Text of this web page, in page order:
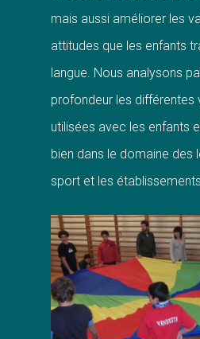
mais aussi améliorer les
attitudes que les enfants
langue. Nous analysons
profondeur les différentes
utilisées avec les enfants
bien dans le domaine des
sport et les